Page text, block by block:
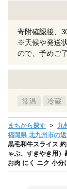
寄附確認後、
※天候や発送
ので、予めご
常温 冷蔵
まちから探す 九
福岡県 北九州市の
黒毛和牛スライス
ゃぶ、すきやき用
お肉 にく ニク 小分